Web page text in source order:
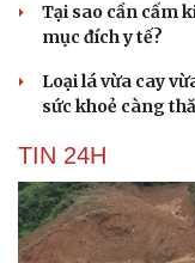
Văn hóa
Tại sao cần cấm
mục đích y tế?
Loại lá vừa cay
sức khoẻ càng
TIN 24H